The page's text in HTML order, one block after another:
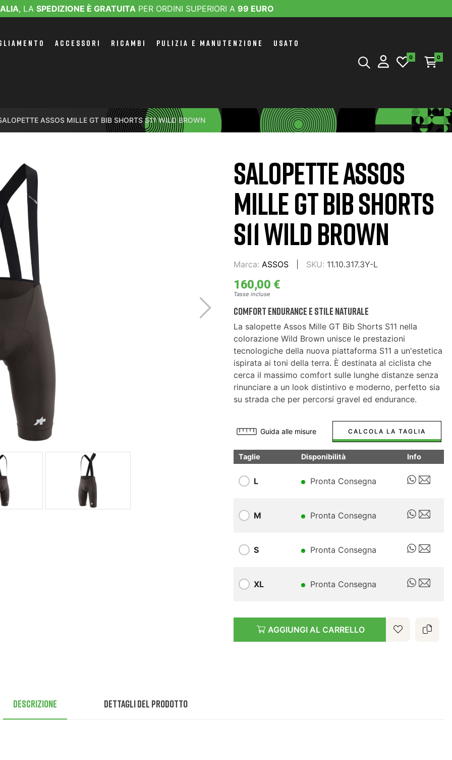
, LA SPEDIZIONE È GRATUITAPER ORDINI SUPERIORI A 99 EURO
ACCESSORI RICAMBI PULIZIA E MANUTENZIONE USATO
0 0
ASSOS MILLE GT BIB SHORTS S11 WILD BROWN
SALOPETTE ASSOS
MILLE GT BIB SHORTS
S11 WILD BROWN
Marca: ASSOS SKU: 11.10.317.3Y-L
160,00 €
Tasse incluse
Comfort Endurance e Stile Naturale
La salopette Assos Mille GT Bib Shorts S11 nella
colorazione Wild Brown unisce le prestazioni
tecnologiche della nuova piattaforma S11 a un'estetica
ispirata ai toni della terra. È destinata al ciclista che
cerca il massimo comfort sulle lunghe distanze senza
rinunciare a un look distintivo e moderno, perfetto sia
su strada che per percorsi gravel ed endurance.
Guida alle misure CALCOLA LA TAGLIA
Taglie Disponibilità Info
L Pronta Consegna
M Pronta Consegna
S Pronta Consegna
XL Pronta Consegna
AGGIUNGI AL CARRELLO
Descrizione Dettagli del prodotto